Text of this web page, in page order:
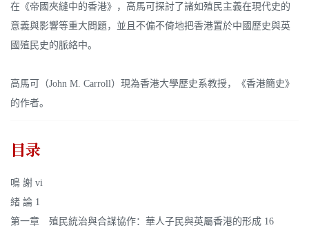
在《帝國夾縫中的香港》，高馬可探討了諸如殖民主義在現代史的
意義與影響等重大問題，並且不偏不倚地把香港置於中國歷史與英
國殖民史的脈絡中。
高馬可（John M. Carroll）現為香港大學歷史系教授，《香港簡史》
的作者。
目录
鳴 謝 vi
緒 論 1
第一章 殖民統治與合謀協作：華人子民與英屬香港的形成 16